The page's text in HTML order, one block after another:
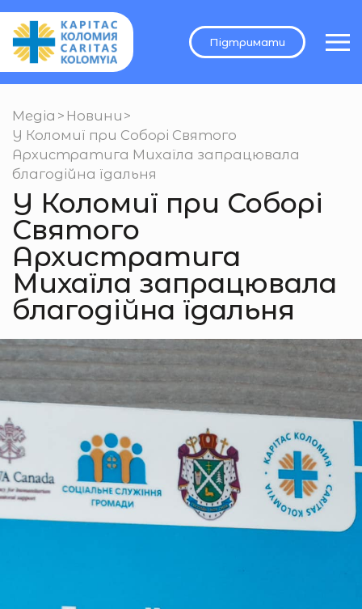
Підтримати
Медіа > Новини >
У Коломиї при Соборі Святого
Архистратига Михаїла запрацювала
благодійна їдальня
У Коломиї при Соборі
Святого
Архистратига
Михаїла запрацювала
благодійна їдальня